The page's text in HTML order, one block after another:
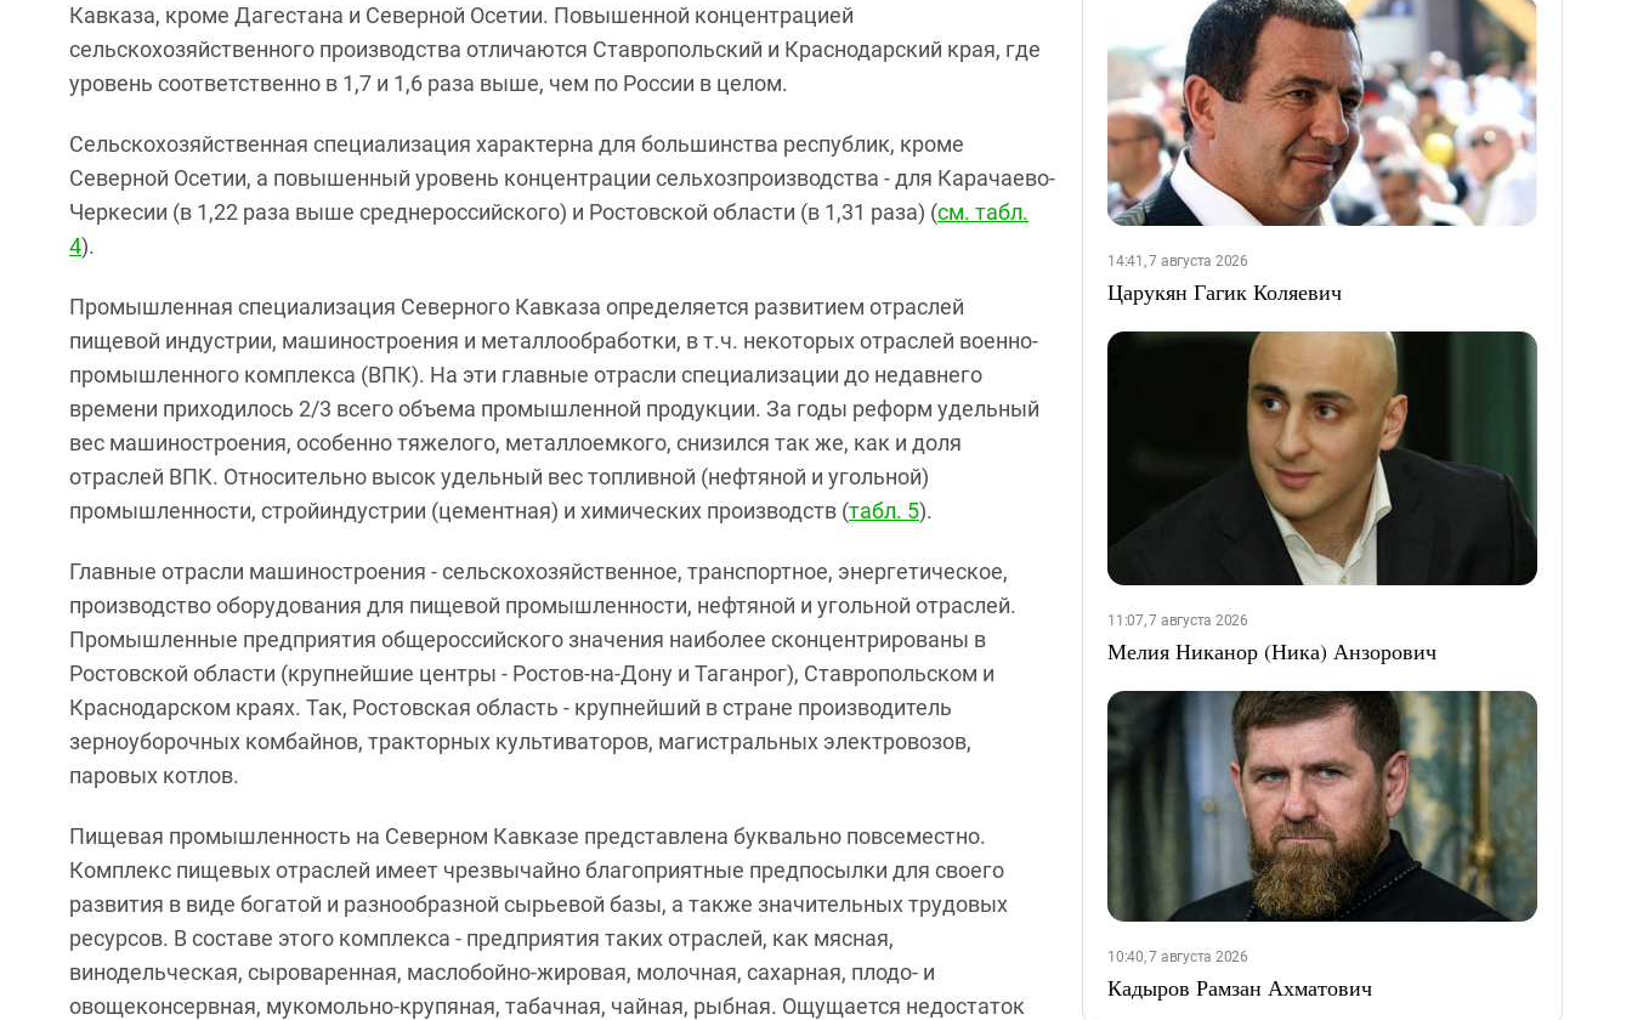
Кавказа, кроме Дагестана и Северной Осетии. Повышенной концентрацией
сельскохозяйственного производства отличаются Ставропольский и Краснодарский края, где
уровень соответственно в 1,7 и 1,6 раза выше, чем по России в целом.
Сельскохозяйственная специализация характерна для большинства республик, кроме
Северной Осетии, а повышенный уровень концентрации сельхозпроизводства - для Карачаево-
Черкесии (в 1,22 раза выше среднероссийского) и Ростовской области (в 1,31 раза) (см. табл.
4).
Промышленная специализация Северного Кавказа определяется развитием отраслей
пищевой индустрии, машиностроения и металлообработки, в т.ч. некоторых отраслей военно-
промышленного комплекса (ВПК). На эти главные отрасли специализации до недавнего
времени приходилось 2/3 всего объема промышленной продукции. За годы реформ удельный
вес машиностроения, особенно тяжелого, металлоемкого, снизился так же, как и доля
отраслей ВПК. Относительно высок удельный вес топливной (нефтяной и угольной)
промышленности, стройиндустрии (цементная) и химических производств (табл. 5).
Главные отрасли машиностроения - сельскохозяйственное, транспортное, энергетическое,
производство оборудования для пищевой промышленности, нефтяной и угольной отраслей.
Промышленные предприятия общероссийского значения наиболее сконцентрированы в
Ростовской области (крупнейшие центры - Ростов-на-Дону и Таганрог), Ставропольском и
Краснодарском краях. Так, Ростовская область - крупнейший в стране производитель
зерноуборочных комбайнов, тракторных культиваторов, магистральных электровозов,
паровых котлов.
Пищевая промышленность на Северном Кавказе представлена буквально повсеместно.
Комплекс пищевых отраслей имеет чрезвычайно благоприятные предпосылки для своего
развития в виде богатой и разнообразной сырьевой базы, а также значительных трудовых
ресурсов. В составе этого комплекса - предприятия таких отраслей, как мясная,
винодельческая, сыроваренная, маслобойно-жировая, молочная, сахарная, плодо- и
овощеконсервная, мукомольно-крупяная, табачная, чайная, рыбная. Ощущается недостаток
14:41, 7 августа 2026
Царукян Гагик Коляевич
11:07, 7 августа 2026
Мелия Никанор (Ника) Анзорович
10:40, 7 августа 2026
Кадыров Рамзан Ахматович